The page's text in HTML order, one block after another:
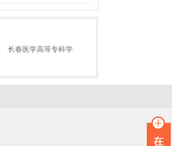
长春医学高等专科学